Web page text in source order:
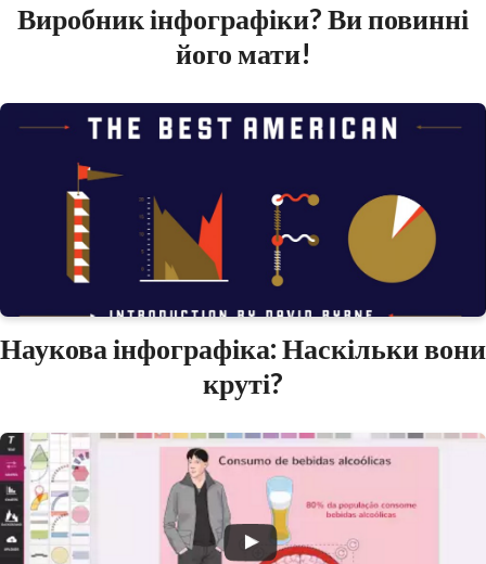
Виробник інфографіки? Ви повинні
його мати!
Наукова інфографіка: Наскільки вони
круті?